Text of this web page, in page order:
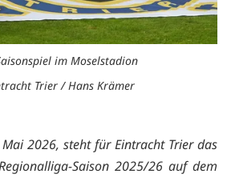
im Moselstadion
Trier / Hans Krämer
2026, steht für Eintracht Trier das
Saison 2025/26 auf dem